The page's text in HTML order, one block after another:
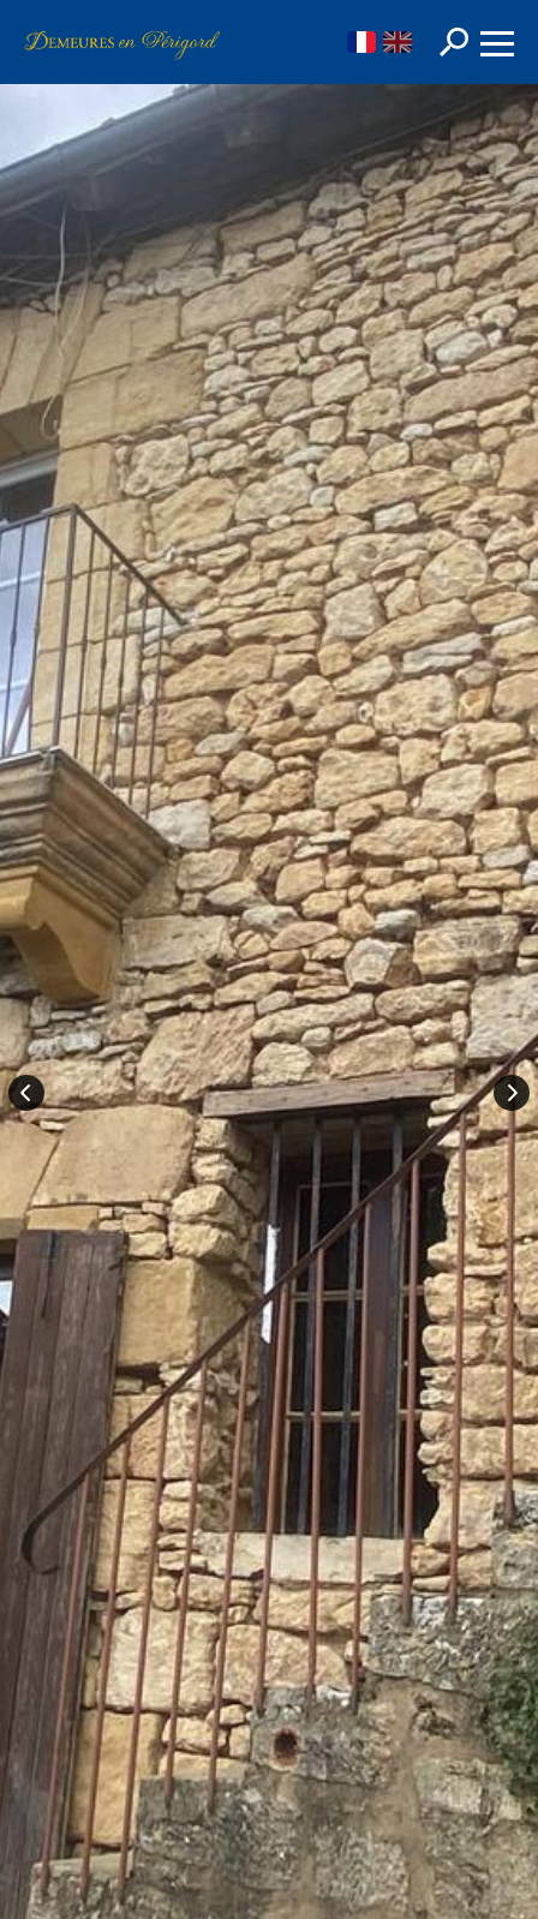
FR EN
Rechercher